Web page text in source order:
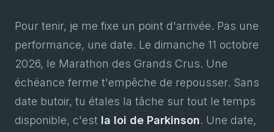
Pour tenir, je me fixe un point d'arrivée. Pas une
performance, une date. Le dimanche 11 octobre
2026, le Marathon des Grands Crus. Une
échéance ferme t'empêche de repousser. Sans
date butoir, tu étales la tâche sur tout le temps
disponible, c'est la loi de Parkinson. Une date,